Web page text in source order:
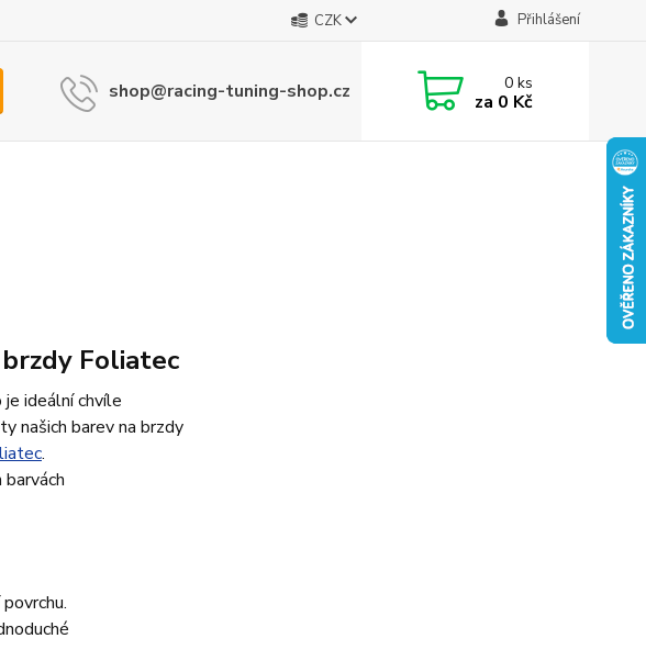
CZK Přihlášení
shop@racing-tuning-shop.cz 0ks
za 0 Kč
Foliatec
ideální chvíle
našich barev na brzdy
.